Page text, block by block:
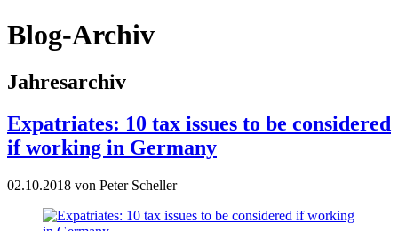
Blog-Archiv
Jahresarchiv
Expatriates: 10 tax issues to be considered
if working in Germany
02.10.2018 von Peter Scheller